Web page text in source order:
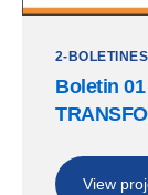
2-BOLETINES
Boletin 01
View